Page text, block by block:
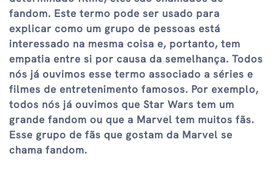
fandom. Este termo pode ser usado para
explicar como um grupo de pessoas está
interessado na mesma coisa e, portanto, tem
empatia entre si por causa da semelhança. Todos
nós já ouvimos esse termo associado a séries e
filmes de entretenimento famosos. Por exemplo,
todos nós já ouvimos que Star Wars tem um
grande fandom ou que a Marvel tem muitos fãs.
Esse grupo de fãs que gostam da Marvel se
chama fandom.